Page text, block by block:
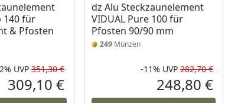
140 für
& Pfosten
Rabatt in Prozent
Ursprünglicher Preis
UVP 351,30 €
Aktueller Preis
309,10 €
dz Alu Steckzaunelement
VIDUAL Pure 100 für
Pfosten 90/90 mm
249 Münzen
-11% UVP 282,70 €
248,80 €